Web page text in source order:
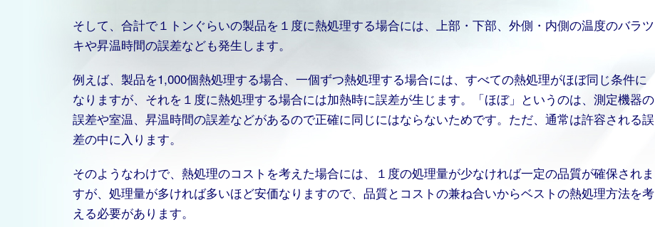
そして、合計で１トンぐらいの製品を１度に熱処理する場合には、上部・下部、外側・内側の温度のバラツ
キや昇温時間の誤差なども発生します。
例えば、製品を1,000個熱処理する場合、一個ずつ熱処理する場合には、すべての熱処理がほぼ同じ条件に
なりますが、それを１度に熱処理する場合には加熱時に誤差が生じます。「ほぼ」というのは、測定機器の
誤差や室温、昇温時間の誤差などがあるので正確に同じにはならないためです。ただ、通常は許容される誤
差の中に入ります。
そのようなわけで、熱処理のコストを考えた場合には、１度の処理量が少なければ一定の品質が確保されま
すが、処理量が多ければ多いほど安価なりますので、品質とコストの兼ね合いからベストの熱処理方法を考
える必要があります。